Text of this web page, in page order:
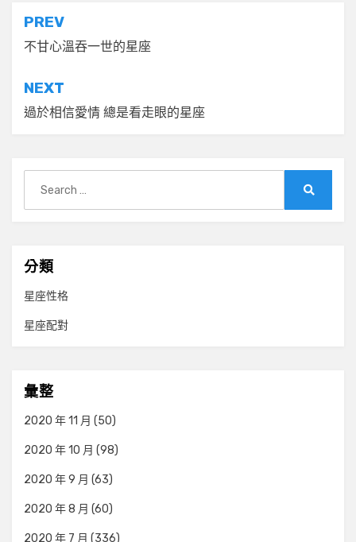
文
章
導
覽
PREV
不甘心溫吞一世的星座
NEXT
過於相信愛情 總是看走眼的星座
for:
分類
星座性格
星座配對
彙整
2020 年 11 月 (50)
2020 年 10 月 (98)
2020 年 9 月 (63)
2020 年 8 月 (60)
2020 年 7 月 (336)